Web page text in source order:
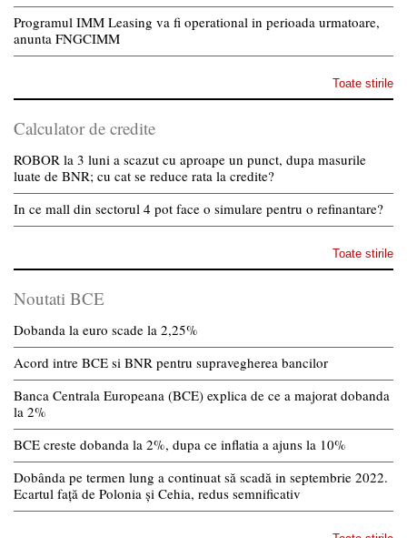
Programul IMM Leasing va fi operational in perioada urmatoare,
anunta FNGCIMM
Toate stirile
Calculator de credite
ROBOR la 3 luni a scazut cu aproape un punct, dupa masurile
luate de BNR; cu cat se reduce rata la credite?
In ce mall din sectorul 4 pot face o simulare pentru o refinantare?
Toate stirile
Noutati BCE
Dobanda la euro scade la 2,25%
Acord intre BCE si BNR pentru supravegherea bancilor
Banca Centrala Europeana (BCE) explica de ce a majorat dobanda
la 2%
BCE creste dobanda la 2%, dupa ce inflatia a ajuns la 10%
Dobânda pe termen lung a continuat să scadă in septembrie 2022.
Ecartul față de Polonia și Cehia, redus semnificativ